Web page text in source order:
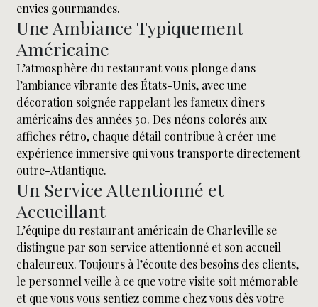
envies gourmandes.
Une Ambiance Typiquement
Américaine
L’atmosphère du restaurant vous plonge dans
l’ambiance vibrante des États-Unis, avec une
décoration soignée rappelant les fameux dîners
américains des années 50. Des néons colorés aux
affiches rétro, chaque détail contribue à créer une
expérience immersive qui vous transporte directement
outre-Atlantique.
Un Service Attentionné et
Accueillant
L’équipe du restaurant américain de Charleville se
distingue par son service attentionné et son accueil
chaleureux. Toujours à l’écoute des besoins des clients,
le personnel veille à ce que votre visite soit mémorable
et que vous vous sentiez comme chez vous dès votre